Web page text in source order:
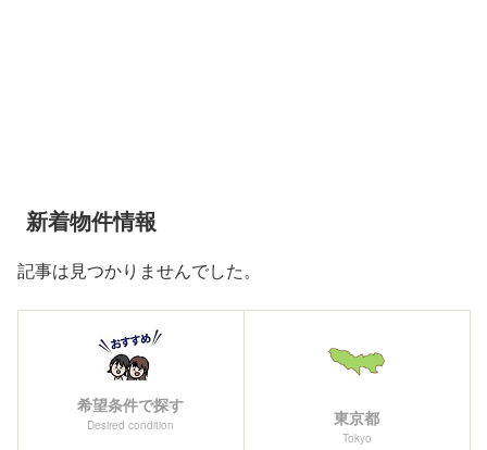
新着物件情報
記事は見つかりませんでした。
希望条件で探す
Desired condition 東京都
Tokyo